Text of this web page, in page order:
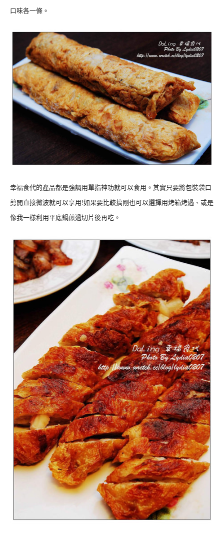
口味各一條。
幸福食代的產品都是強調用單指神功就可以食用。其實只要將包裝袋口
剪開直接微波就可以享用!如果要比較搞剛也可以選擇用烤箱烤過、或是
像我一樣利用平底鍋煎過切片後再吃。